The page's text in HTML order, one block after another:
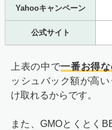
Yahooキャンペーン
公式サイト
上表の中で一番お得
ッシュバック額が高
け取れるからです。
また、GMOとくとく